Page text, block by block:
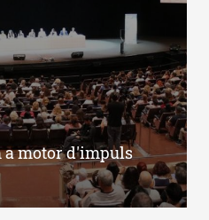
a motor d'impuls